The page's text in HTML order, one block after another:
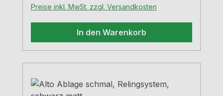
Preise inkl. MwSt. zzgl. Versandkosten
In den Warenkorb